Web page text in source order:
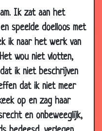
Ik zat aan het
speelde doelloos met
ik naar het werk van
wou niet vlotten,
ik niet beschrijven
dat ik niet meer
op en zag haar
en onbeweeglijk,
3.12
3.43
3.17
2.49